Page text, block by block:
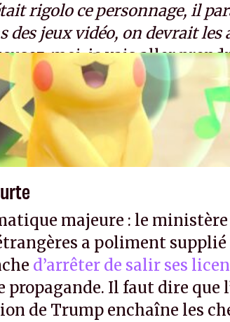
rigolo ce personnage, il
des jeux vidéo, on devrait les
moi, je vais aller
majeure : le
a poliment supplié
d’arrêter de salir ses
propagande. Il faut dire que
de Trump enchaîne les